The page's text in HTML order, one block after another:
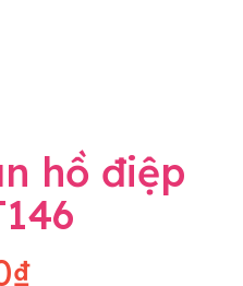
hồ điệp